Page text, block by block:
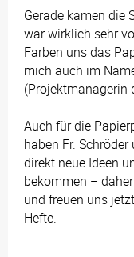
Gerade kamen die
war wirklich sehr
Farben uns das
mich auch im
(Projektmanagerin
Auch für die
haben Fr.
direkt neue Ideen
bekommen –
und freuen uns
Hefte.